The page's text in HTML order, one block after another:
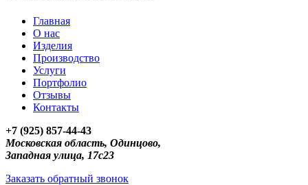
Главная
О нас
Изделия
Производство
Услуги
Портфолио
Отзывы
Контакты
+7 (925) 857-44-43
Московская область, Одинцово,
Западная улица, 17с23
Заказать обратный звонок